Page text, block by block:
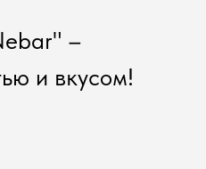
–
и вкусом!